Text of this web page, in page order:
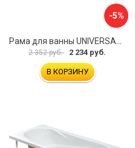
-5%
Рама для ванны UNIVERSAL Cersanit K-RW-UNIVERSAL160-170
2 352 руб. 2 234 руб.
В КОРЗИНУ